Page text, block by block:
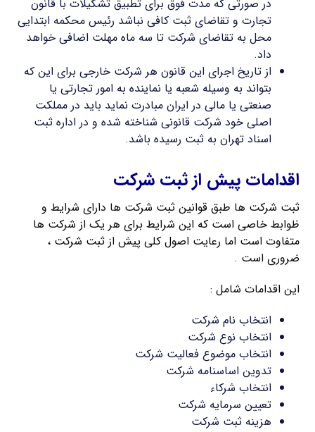
در صورتی که مدت فوق برای تطبیق تشکیلات با قانون
تجارت و تقاضای ثبت کافی نباشد رئیس محکمه ابتدایی
محل به تقاضای شرکت تا سه ماه مهلت اضافی خواهد
داد.
از تاریخ اجرای این قانون هر شرکت خارجی برای این که
بتواند به وسیله شعبه یا نماینده به امور تجارتی یا
صنعتی یا مالی در ایران مبادرت نماید باید در مملکت
اصلی خود شرکت قانونی شناخته شده و در اداره ثبت
اسناد تهران به ثبت رسیده باشد.
اقدامات پیش از ثبت شرکت
ثبت شرکت ها طبق قوانین ثبت شرکت ها دارای شرایط و
ظوابط خاصی است که این شرایط برای هر یک از شرکت ها
متفاوت است اما رعایت اصول کلی پیش از ثبت شرکت ،
ضروری است .
این اقدامات شامل :
انتخاب نام شرکت
انتخاب نوع شرکت
انتخاب موضوع فعالیت شرکت
تدوین اساسنامه شرکت
انتخاب شرکاء
تعیین سرمایه شرکت
هزینه ثبت شرکت